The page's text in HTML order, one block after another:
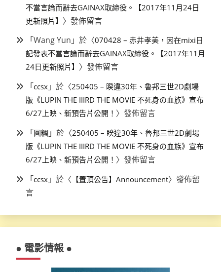
不當言論而辭去GAINAX取締役。【2017年11月24日
更新照片】 〉發佈留言
「Wang Yun 」於〈070428 – 赤井孝美，因在mixi日
記發表不當言論而辭去GAINAX取締役。【2017年11月
24日更新照片】 〉發佈留言
「ccsx 」於〈250405 – 睽違30年、魯邦三世2D劇場
版《LUPIN THE IIIRD THE MOVIE 不死身の血族》宣布
6/27上映、新預告片公開！ 〉發佈留言
「圓糰 」於〈250405 – 睽違30年、魯邦三世2D劇場
版《LUPIN THE IIIRD THE MOVIE 不死身の血族》宣布
6/27上映、新預告片公開！ 〉發佈留言
「ccsx 」於〈 【置頂公告】Announcement〉發佈留
言
● 電影情報 ●